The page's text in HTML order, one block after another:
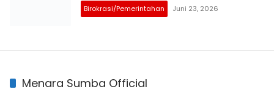
Birokrasi/Pemerintahan Juni 23, 2026
Menara Sumba Official